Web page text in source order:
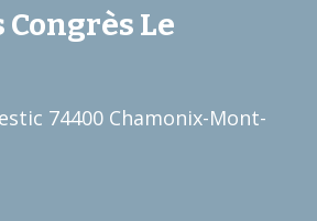
google map embed html
Congrès Le
74400 Chamonix-Mont-